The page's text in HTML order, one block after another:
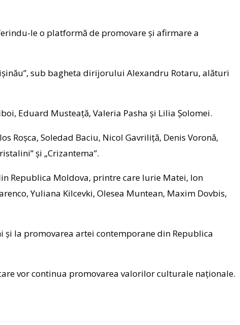
le o platformă de promovare și afirmare a
sub bagheta dirijorului Alexandru Rotaru, alături
Eduard Musteață, Valeria Pasha și Lilia Șolomei.
Roșca, Soledad Baciu, Nicol Gavriliță, Denis Voronă,
și „Crizantema”.
Republica Moldova, printre care Iurie Matei, Ion
Yuliana Kilcevki, Olesea Muntean, Maxim Dovbis,
la promovarea artei contemporane din Republica
vor continua promovarea valorilor culturale naționale.